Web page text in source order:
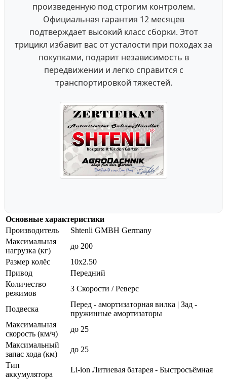
произведенную под строгим контролем.
Официальная гарантия 12 месяцев
подтверждает высокий класс сборки. Этот
трицикл избавит вас от усталости при походах за
покупками, подарит независимость в
передвижении и легко справится с
транспортировкой тяжестей.
Основные характеристики
Производитель
Shtenli GMBH Germany
Максимальная
нагрузка (кг)
до 200
Размер колёс
10x2.50
Привод
Передний
Количество
режимов
3 Скорости / Реверс
Подвеска
Перед - амортизаторная вилка | Зад -
пружинные амортизаторы
Максимальная
скорость (км/ч)
до 25
Максимальный
запас хода (км)
до 25
Тип
аккумулятора
Li-ion Литиевая батарея - Быстросъёмная